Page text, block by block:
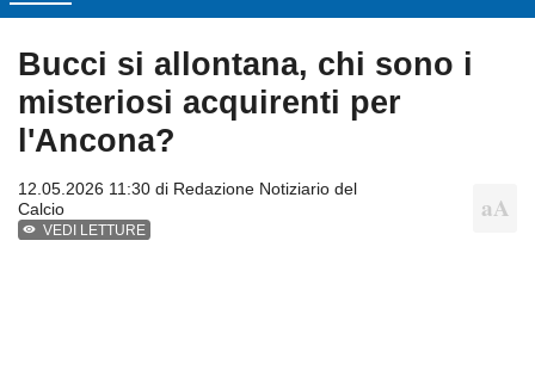
Bucci si allontana, chi sono i
misteriosi acquirenti per
l'Ancona?
12.05.2026 11:30 di Redazione Notiziario del
Calcio
VEDI LETTURE